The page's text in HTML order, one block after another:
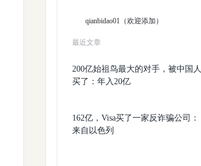
qianbidao01（欢迎添加）
最近文章
200亿始祖鸟最大的对手，被中国人
买了：年入20亿
162亿，Visa买了一家反诈骗公司：
来自以色列